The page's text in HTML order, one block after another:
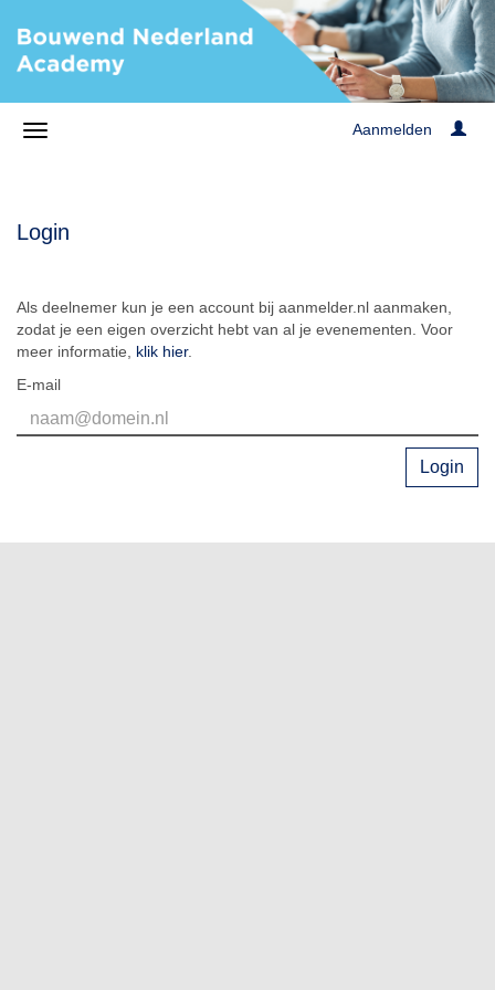
Aanmelden
Login
Als deelnemer kun je een account bij aanmelder.nl aanmaken,
zodat je een eigen overzicht hebt van al je evenementen. Voor
meer informatie, klik hier.
E-mail
Login